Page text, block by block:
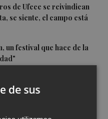
de Ufece se reivindican
se siente, el campo está
un festival que hace de la
a las personas
de sus